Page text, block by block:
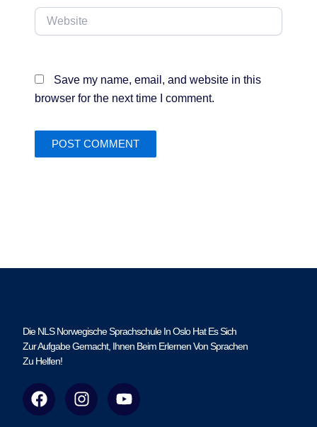
Website
Save my name, email, and website in this
browser for the next time I comment.
Die NLS Norwegische Sprachschule In Oslo Hat Es Sich
Zur Aufgabe Gemacht, Ihnen Beim Erlernen Von Sprachen
Zu Helfen!
F
a
I
n
Y
o